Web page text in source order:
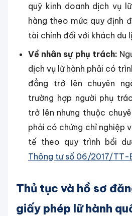
quỹ kinh doanh dịch vụ
hàng theo mức quy định
tài chính đối với khách du
Về nhân sự phụ trách:
dịch vụ lữ hành phải có
đẳng trở lên chuyên
trường hợp người phụ
trở lên nhưng thuộc
phải có chứng chỉ nghiệp
tế theo quy trình bồi
Thông tư số 06/2017/TT-
Thủ tục và hồ sơ
giấy phép lữ hành